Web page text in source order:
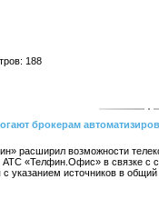
188
брокерам
расширил возможности
«Телфин.Офис» в связке с
указанием источников в общий